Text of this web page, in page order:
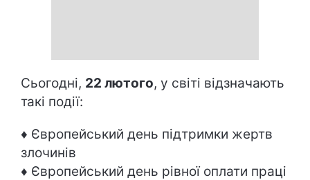
Сьогодні, 22 лютого, у світі відзначають
такі події:
♦ Європейський день підтримки жертв
злочинів
♦ Європейський день рівної оплати праці